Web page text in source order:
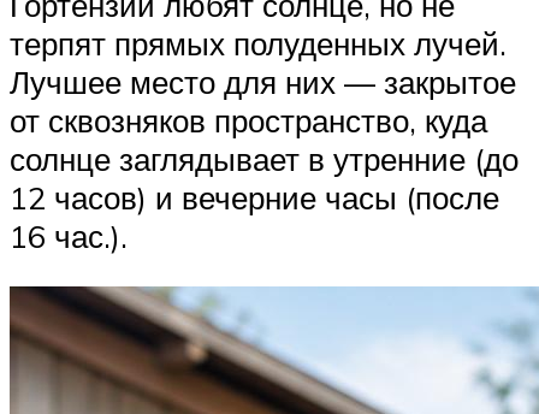
терпят прямых полуденных лучей.
Лучшее место для них — закрытое
от сквозняков пространство, куда
солнце заглядывает в утренние (до
12 часов) и вечерние часы (после
16 час.).